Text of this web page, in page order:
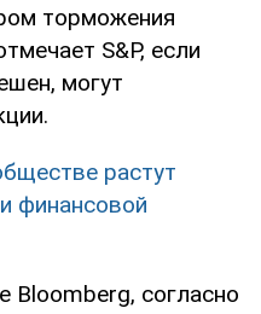
торможения
S&P, если
могут
растут
финансовой
Bloomberg, согласно